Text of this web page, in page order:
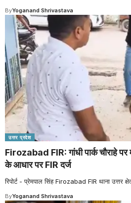
ByYoganand Shrivastava
उत्तर प्रदेश
Firozabad FIR: गांधी पार्क चौराहे पर
के आधार पर FIR दर्ज
रिपोर्ट - प्रेमपाल सिंह Firozabad FIR थाना उत्तर
ByYoganand Shrivastava